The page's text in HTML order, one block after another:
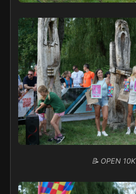
📝 OPEN 10K